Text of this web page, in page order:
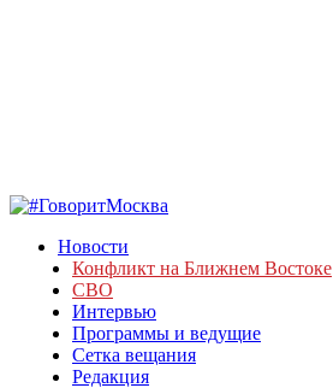
Новости
Конфликт на Ближнем Востоке
СВО
Интервью
Программы и ведущие
Сетка вещания
Редакция